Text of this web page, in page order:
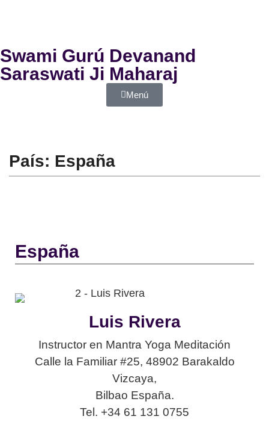
Swami Gurú Devanand
Saraswati Ji Maharaj
Menú
País: España
España
Luis Rivera
Instructor en Mantra Yoga Meditación
Calle la Familiar #25, 48902 Barakaldo
Vizcaya,
Bilbao España.
Tel. +34 61 131 0755